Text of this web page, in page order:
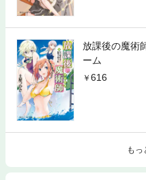
放課後の魔術
ーム
616
もっ